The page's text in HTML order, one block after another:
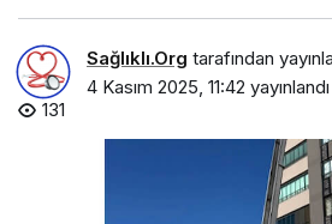
Sağlıklı.Org tarafından
4 Kasım 2025, 11:42 yayınlandı
131